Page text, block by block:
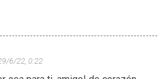
6/22, 0:22